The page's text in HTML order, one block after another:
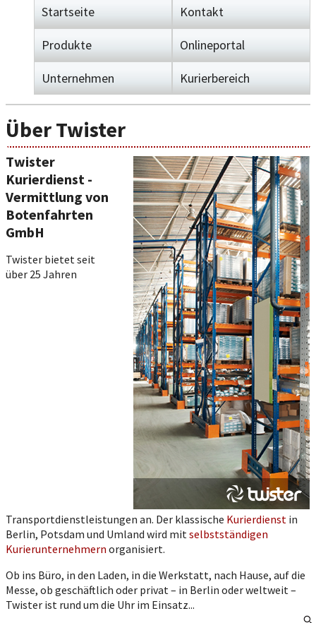
Startseite Kontakt
Produkte Onlineportal
Unternehmen Kurierbereich
Über Twister
Twister
Kurierdienst -
Vermittlung von
Botenfahrten
GmbH
Twister bietet seit
über 25 Jahren
Transportdienstleistungen an. Der klassische Kurierdienst in
Berlin, Potsdam und Umland wird mitselbstständigen
Kurierunternehmern organisiert.
Ob ins Büro, in den Laden, in die Werkstatt, nach Hause, auf die
Messe, ob geschäftlich oder privat – in Berlin oder weltweit –
Twister ist rund um die Uhr im Einsatz...